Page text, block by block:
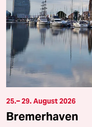
25.– 29. August 2026
Bremerhaven